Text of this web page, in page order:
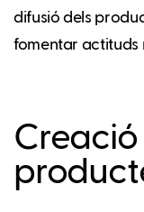
difusió dels
fomentar actituds
Creació